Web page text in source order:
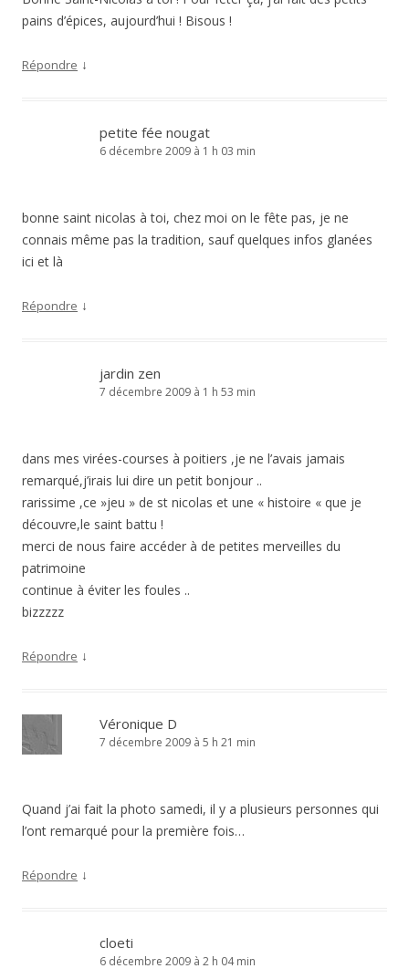
pains d’épices, aujourd’hui ! Bisous !
Répondre ↓
petite fée nougat
6 décembre 2009 à 1 h 03 min
bonne saint nicolas à toi, chez moi on le fête pas, je ne
connais même pas la tradition, sauf quelques infos glanées
ici et là
Répondre ↓
jardin zen
7 décembre 2009 à 1 h 53 min
dans mes virées-courses à poitiers ,je ne l’avais jamais
remarqué,j’irais lui dire un petit bonjour ..
rarissime ,ce »jeu » de st nicolas et une « histoire « que je
découvre,le saint battu !
merci de nous faire accéder à de petites merveilles du
patrimoine
continue à éviter les foules ..
bizzzzz
Répondre ↓
Véronique D
7 décembre 2009 à 5 h 21 min
Quand j’ai fait la photo samedi, il y a plusieurs personnes qui
l’ont remarqué pour la première fois…
Répondre ↓
cloeti
6 décembre 2009 à 2 h 04 min